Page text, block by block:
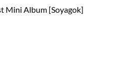
Mini Album [Soyagok]